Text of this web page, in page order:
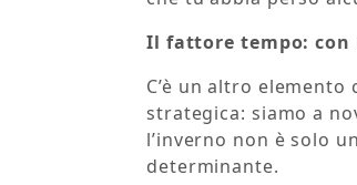
Il fattore tempo: con
C’è un altro
strategica: siamo a
l’inverno non è solo
determinante.